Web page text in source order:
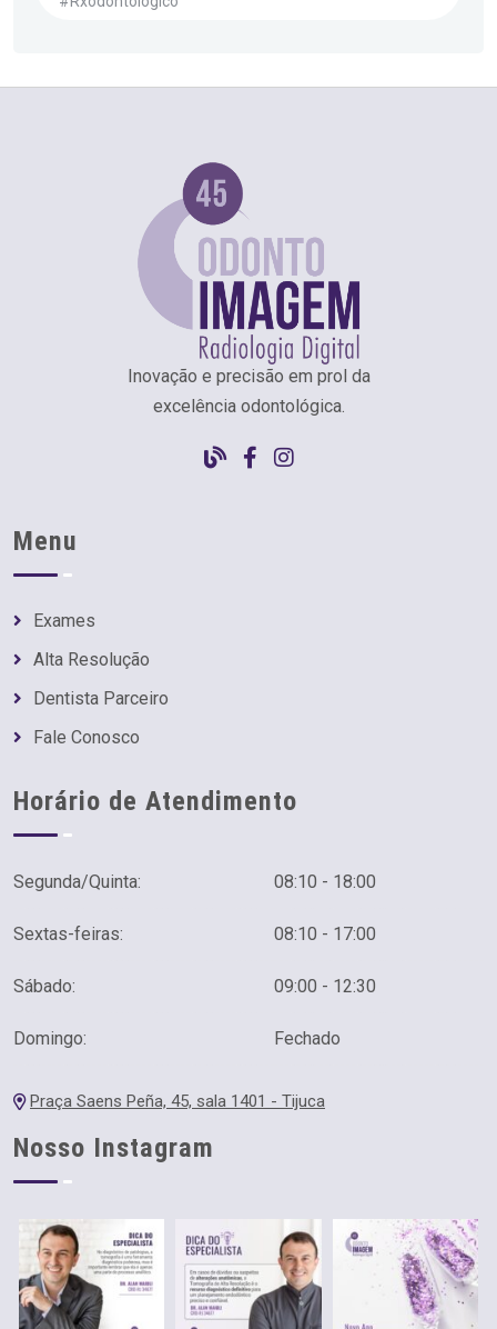
Inovação e precisão em prol da
excelência odontológica.
Menu
Exames
Alta Resolução
Dentista Parceiro
Fale Conosco
Horário de Atendimento
Segunda/Quinta: 08:10 - 18:00
Sextas-feiras: 08:10 - 17:00
Sábado: 09:00 - 12:30
Domingo: Fechado
Praça Saens Peña, 45, sala 1401 - Tijuca
Nosso Instagram